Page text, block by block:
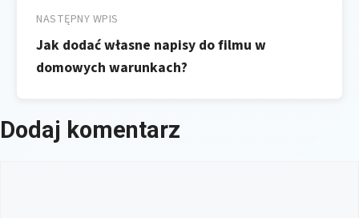
NASTĘPNY WPIS
Jak dodać własne napisy do filmu w
domowych warunkach?
Dodaj komentarz